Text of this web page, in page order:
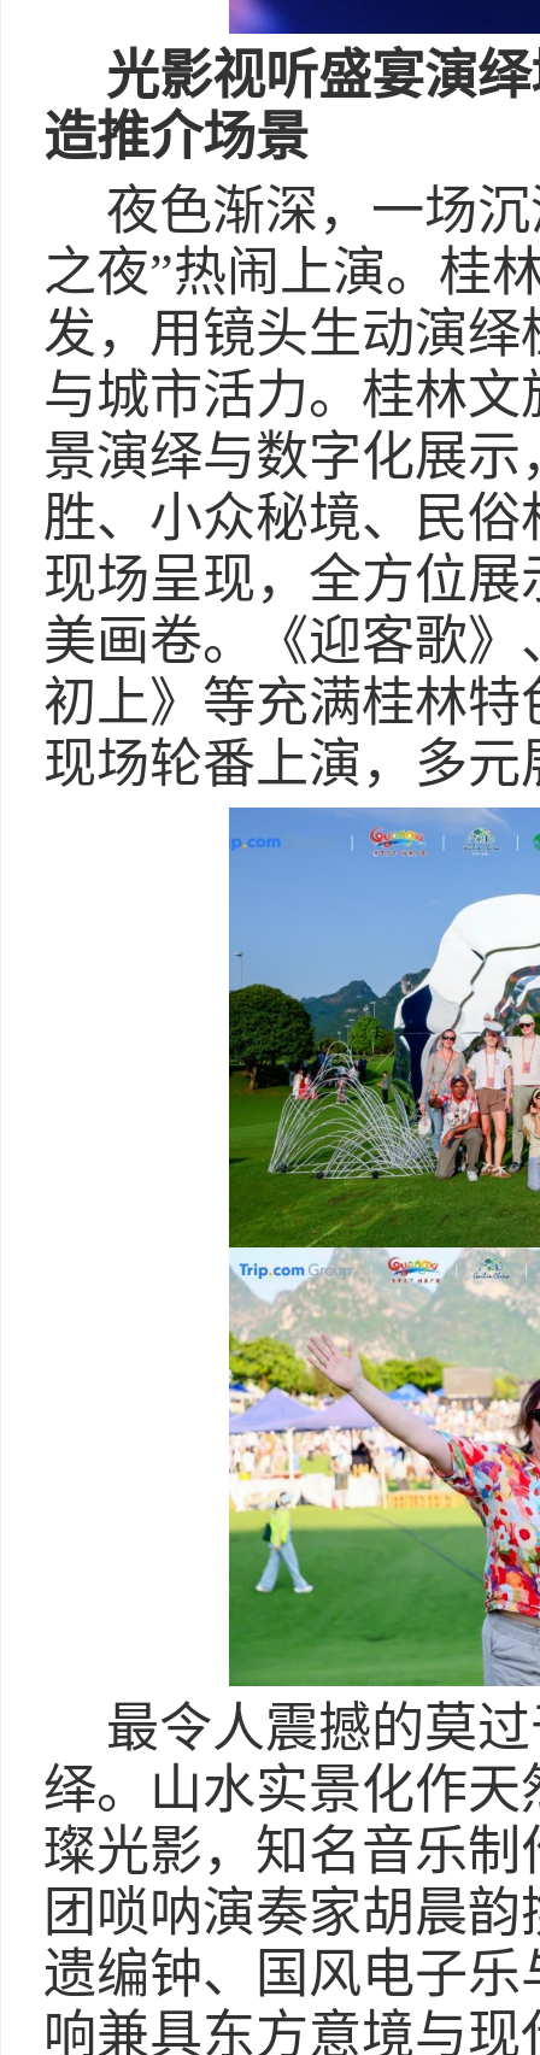
光影视听盛宴演
造推介场景
夜色渐深，一场
之夜”热闹上演。桂
发，用镜头生动演
与城市活力。桂林
景演绎与数字化展
胜、小众秘境、民
现场呈现，全方位展
美画卷。《迎客歌
初上》等充满桂林
现场轮番上演，多
最令人震撼的莫
绎。山水实景化作
璨光影，知名音乐
团唢呐演奏家胡晨
遗编钟、国风电子
响兼具东方意境与